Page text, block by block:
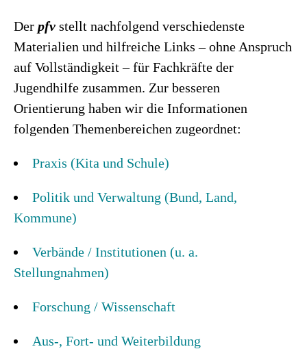
Der pfv stellt nachfolgend verschiedenste
Materialien und hilfreiche Links – ohne Anspruch
auf Vollständigkeit – für Fachkräfte der
Jugendhilfe zusammen. Zur besseren
Orientierung haben wir die Informationen
folgenden Themenbereichen zugeordnet:
Praxis (Kita und Schule)
Politik und Verwaltung (Bund, Land,
Kommune)
Verbände / Institutionen (u. a.
Stellungnahmen)
Forschung / Wissenschaft
Aus-, Fort- und Weiterbildung